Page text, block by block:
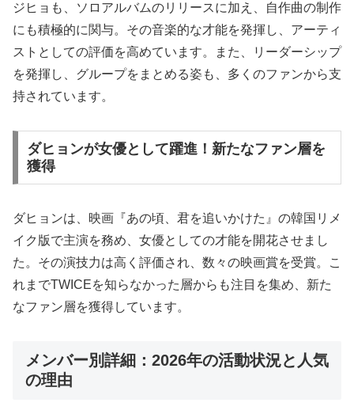
ジヒョも、ソロアルバムのリリースに加え、自作曲の制作
にも積極的に関与。その音楽的な才能を発揮し、アーティ
ストとしての評価を高めています。また、リーダーシップ
を発揮し、グループをまとめる姿も、多くのファンから支
持されています。
ダヒョンが女優として躍進！新たなファン層を
獲得
ダヒョンは、映画『あの頃、君を追いかけた』の韓国リメ
イク版で主演を務め、女優としての才能を開花させまし
た。その演技力は高く評価され、数々の映画賞を受賞。こ
れまでTWICEを知らなかった層からも注目を集め、新た
なファン層を獲得しています。
メンバー別詳細：2026年の活動状況と人気
の理由